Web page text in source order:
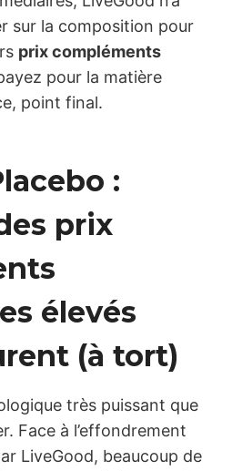
sur la composition pour
prix compléments
pour la matière
point final.
:
prix
élevés
(à tort)
très puissant que
Face à l’effondrement
LiveGood, beaucoup de